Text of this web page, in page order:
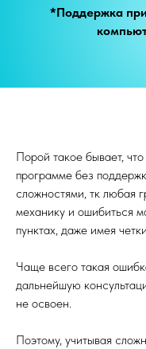
*Поддержка
Порой такое бывает,
программе без
сложностями, тк любая
механику и ошибиться
пунктах, даже имея
Чаще всего такая
дальнейшую
не освоен.
Поэтому, учитывая